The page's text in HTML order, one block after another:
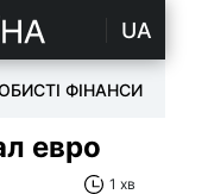
UA
ФІНАНСИ
евро
1 хв